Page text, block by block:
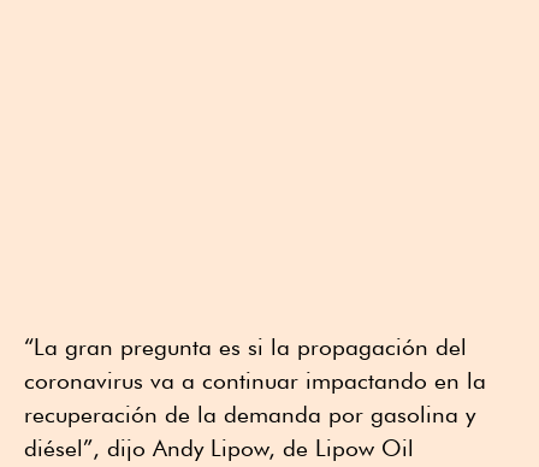
“La gran pregunta es si la propagación del
coronavirus va a continuar impactando en la
recuperación de la demanda por gasolina y
diésel”, dijo Andy Lipow, de Lipow Oil